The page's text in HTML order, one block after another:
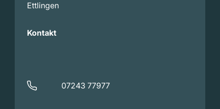
Ettlingen
Kontakt
07243 77977